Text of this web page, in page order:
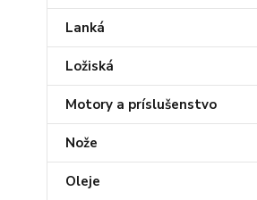
Lanká
Ložiská
Motory a príslušenstvo
Nože
Oleje